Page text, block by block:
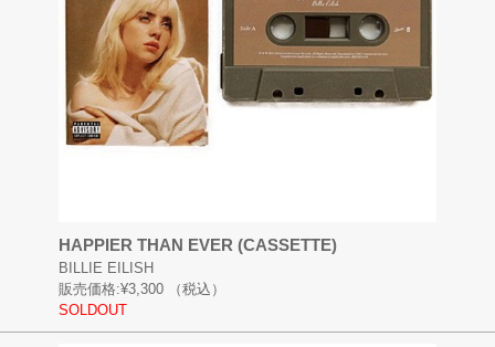
HAPPIER THAN EVER (CASSETTE)
BILLIE EILISH
販売価格:¥3,300
（税込）
SOLDOUT